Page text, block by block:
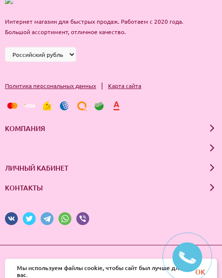
Интернет магазин для быстрых продаж. Работаем с 2020 года.
Большой ассортимент, отличное качество.
Политика персональных данных | Карта сайта
КОМПАНИЯ
ЛИЧНЫЙ КАБИНЕТ
КОНТАКТЫ
© 2026 InSale. Все права защищены
Мы используем файлы cookie, чтобы сайт был лучше для
вас.
OK